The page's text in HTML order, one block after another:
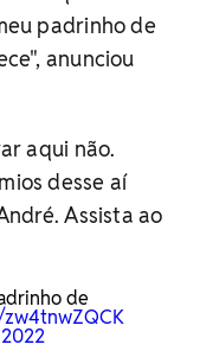
padrinho de
anunciou
aqui não.
desse aí
Assista ao
de